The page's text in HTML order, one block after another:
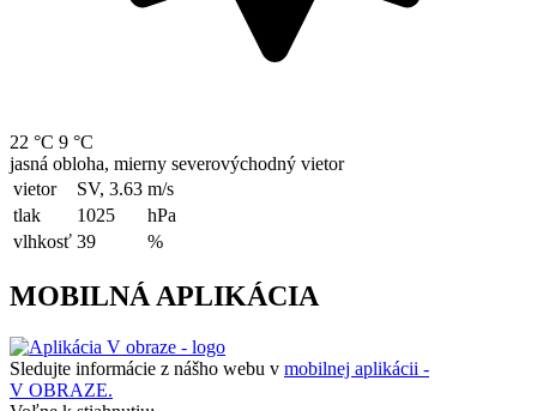
22 °C 9 °C
jasná obloha, mierny severovýchodný vietor
vietor
SV, 3.63 m/s
tlak
1025
hPa
vlhkosť 39 %
MOBILNÁ APLIKÁCIA
Sledujte informácie z nášho webu v mobilnej aplikácii -
V OBRAZE.